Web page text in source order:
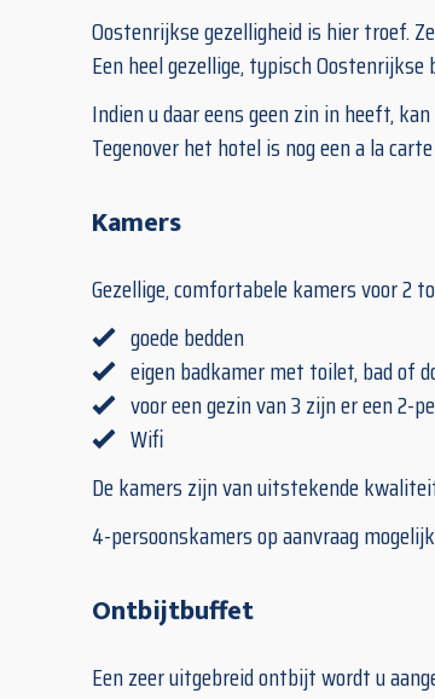
Oostenrijkse gezelligheid is hier troef.
Een heel gezellige, typisch
Indien u daar eens geen zin in heeft,
Tegenover het hotel is nog een a la
Kamers
Gezellige, comfortabele kamers voor 2
goede bedden
eigen badkamer met toilet, bad of
voor een gezin van 3 zijn er een 2-
Wifi
De kamers zijn van uitstekende
4-persoonskamers op aanvraag
Ontbijtbuffet
Een zeer uitgebreid ontbijt wordt u